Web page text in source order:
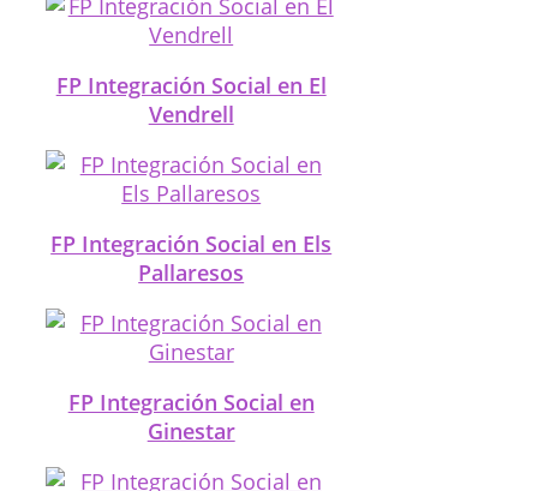
FP Integración Social en El
Vendrell
FP Integración Social en Els
Pallaresos
FP Integración Social en
Ginestar